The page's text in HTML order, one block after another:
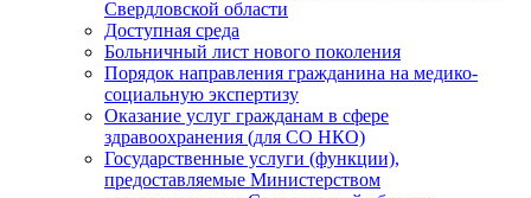
Свердловской области
Доступная среда
Больничный лист нового поколения
Порядок направления гражданина на медико-
социальную экспертизу
Оказание услуг гражданам в сфере
здравоохранения (для СО НКО)
Государственные услуги (функции),
предоставляемые Министерством